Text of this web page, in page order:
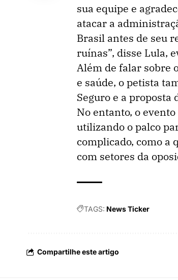
sua equipe e
atacar a
Brasil antes de seu
ruínas”, disse Lula,
Além de falar sobre
e saúde, o petista
Seguro e a proposta
No entanto, o
utilizando o palco
complicado, como a
com setores da
TAGS: News Ticker
Compartilhe este artigo